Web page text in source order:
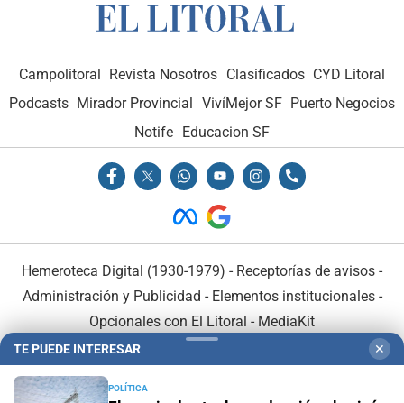
Campolitoral Revista Nosotros Clasificados CYD Litoral
Podcasts Mirador Provincial VivíMejor SF Puerto Negocios
Notife
Educacion SF
Hemeroteca Digital (1930-1979) - Receptorías de avisos -
Administración y Publicidad - Elementos institucionales-
Opcionales con El Litoral - MediaKit
TE PUEDE INTERESAR ✕
POLÍTICA